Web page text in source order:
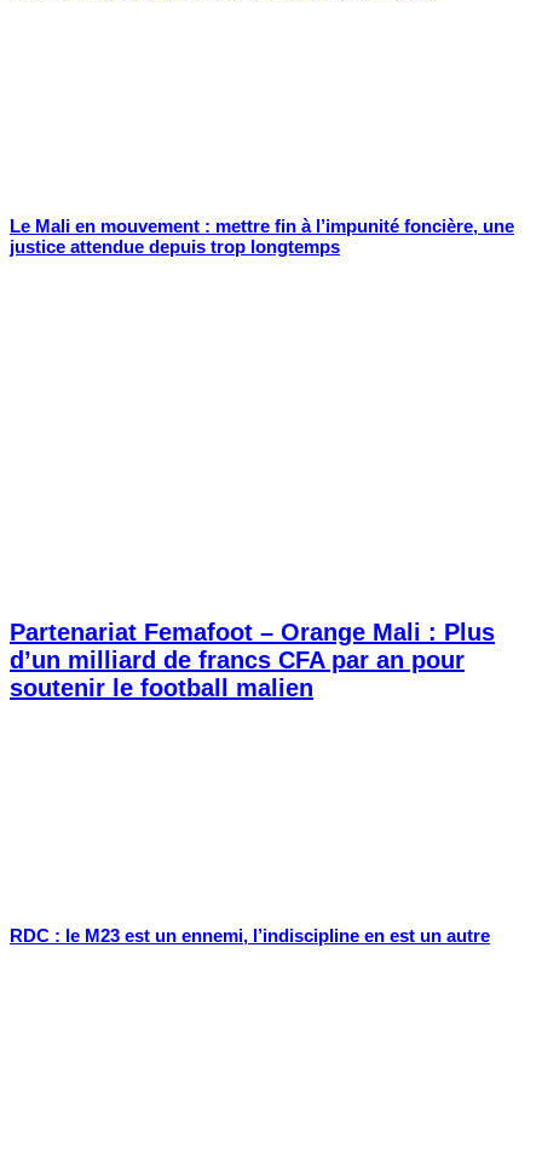
Le Mali en mouvement : mettre fin à l’impunité foncière, une
justice attendue depuis trop longtemps
Partenariat Femafoot – Orange Mali : Plus
d’un milliard de francs CFA par an pour
soutenir le football malien
RDC : le M23 est un ennemi, l’indiscipline en est un autre